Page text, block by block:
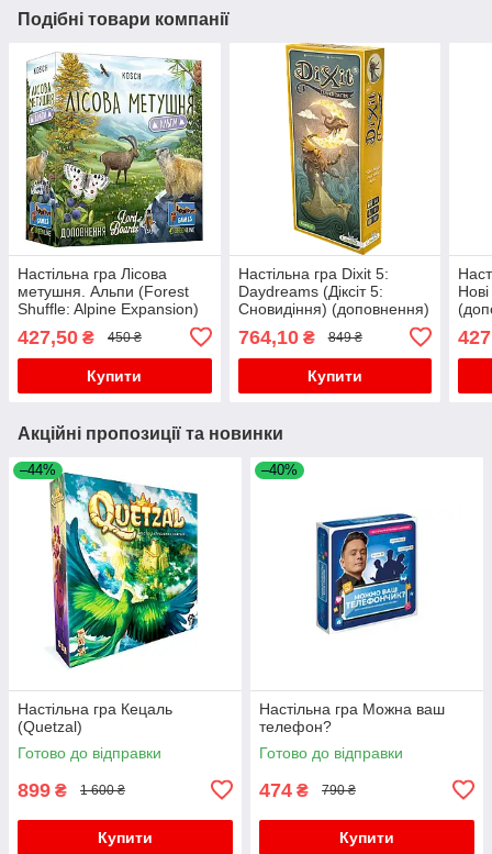
Подібні товари компанії
Настільна гра Лісова
метушня. Альпи (Forest
Shuffle: Alpine Expansion)
427,50 ₴ 450 ₴
Купити
Настільна гра Dixit 5:
Daydreams (Діксіт 5:
Сновидіння) (доповнення)
764,10₴ 849 ₴
Купити
Акційні пропозиції та новинки
–44%
Настільна гра Кецаль
(Quetzal)
Готово до відправки
899 ₴ 1 600 ₴
Купити
–40%
Настільна гра Можна ваш
телефон?
Готово до відправки
474 ₴ 790 ₴
Купити